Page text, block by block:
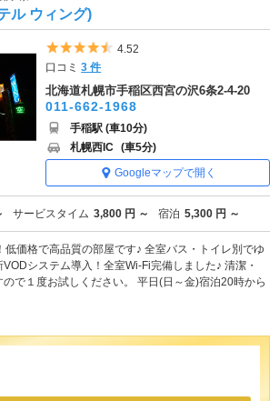
ル ウィング)
5つ星のうち4.5
4.52
口コミ3 件
北海道札幌市手稲区西宮の沢6条2-4-20
011-662-1968
手稲駅 (車10分)
札幌西IC (車5分)
Googleマップで開く
サービスタイム 3,800 円 ～ 宿泊 5,300 円 ～
低価格で高品質の部屋です♪ 全室バス・トイレ別でゆ
システム導入！全室Wi-Fi完備しました♪ 清潔・
で１度お試しください。 平日(日～金)宿泊20時から